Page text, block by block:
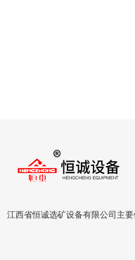
江西省恒诚选矿设备有限公司主